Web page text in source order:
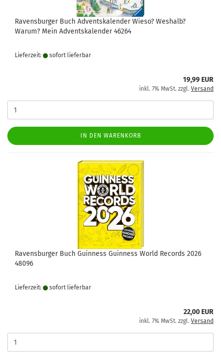
Ravensburger Buch Adventskalender Wieso? Weshalb?
Warum? Mein Adventskalender 46264
Lieferzeit: sofort lie­fer­bar
19,99 EUR
inkl. 7% MwSt. zzgl. Versand
IN DEN WARENKORB
Ravensburger Buch Guinness Guinness World Records 2026
48096
Lieferzeit: sofort lie­fer­bar
22,00 EUR
inkl. 7% MwSt. zzgl. Versand